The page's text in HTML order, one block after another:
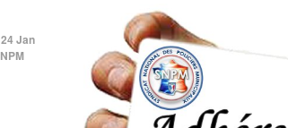
24 Jan